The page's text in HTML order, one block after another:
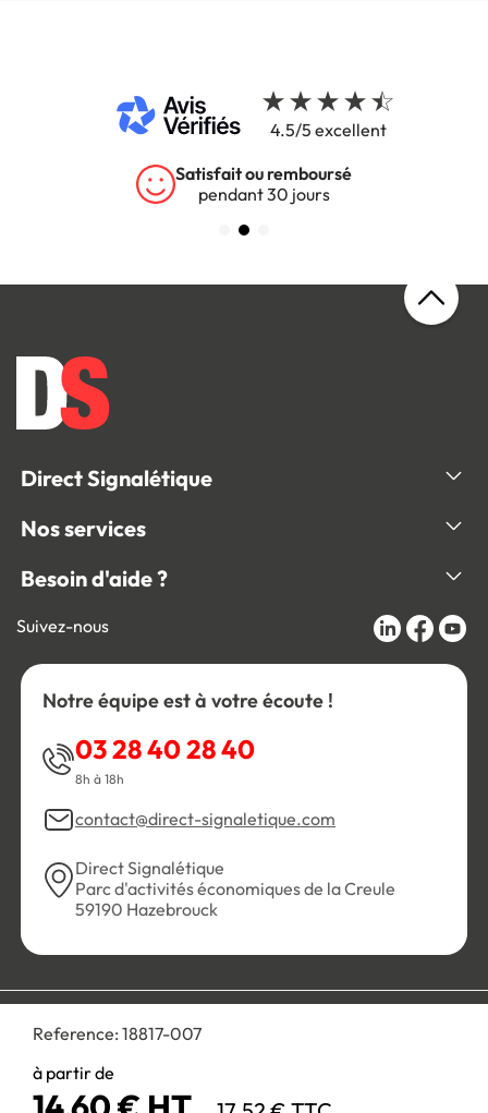
Reference: 18817-007
à partir de
4.5/5 excellent
Satisfait ou remboursé
pendant 30 jours
Direct Signalétique
Nos services
Besoin d'aide ?
Suivez-nous
Notre équipe est à votre écoute !
03 28 40 28 40
8h à 18h
contact@direct-signaletique.com
Direct Signalétique
Parc d'activités économiques de la Creule
59190 Hazebrouck
Personnaliser les cookies